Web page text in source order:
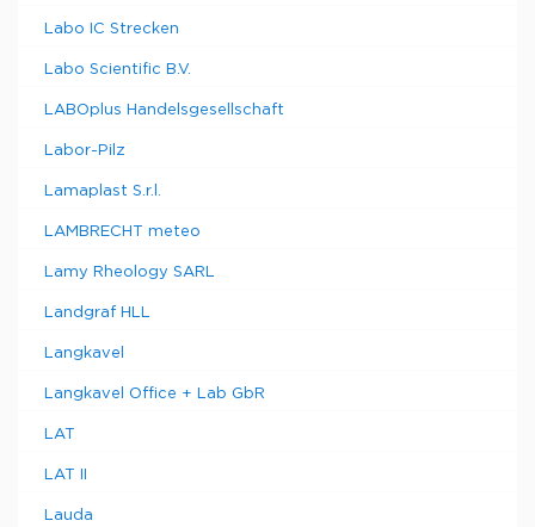
Labo IC Strecken
Labo Scientific B.V.
LABOplus Handelsgesellschaft
Labor-Pilz
Lamaplast S.r.l.
LAMBRECHT meteo
Lamy Rheology SARL
Landgraf HLL
Langkavel
Langkavel Office + Lab GbR
LAT
LAT II
Lauda